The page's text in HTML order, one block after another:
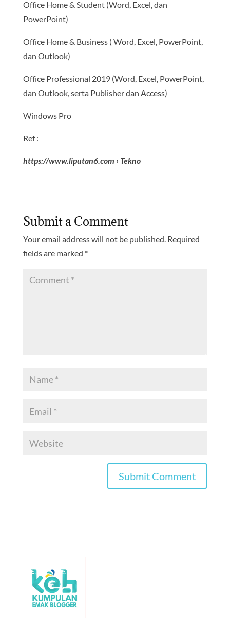
Office Home & Student (Word, Excel, dan
PowerPoint)
Office Home & Business ( Word, Excel, PowerPoint,
dan Outlook)
Office Professional 2019 (Word, Excel, PowerPoint,
dan Outlook, serta Publisher dan Access)
Windows Pro
Ref :
https://www.liputan6.com › Tekno
Submit a Comment
Your email address will not be published. Required
fields are marked *